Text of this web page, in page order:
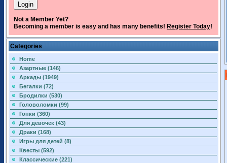
Not a Member Yet?
Becoming a member is easy and has many benefits! Register Today!
Categories
Home
Азартные (146)
Аркады (1949)
Бегалки (72)
Бродилки (530)
Головоломки (99)
Гонки (360)
Для девочек (43)
Драки (168)
Игры для детей (8)
Квесты (592)
Классические (221)